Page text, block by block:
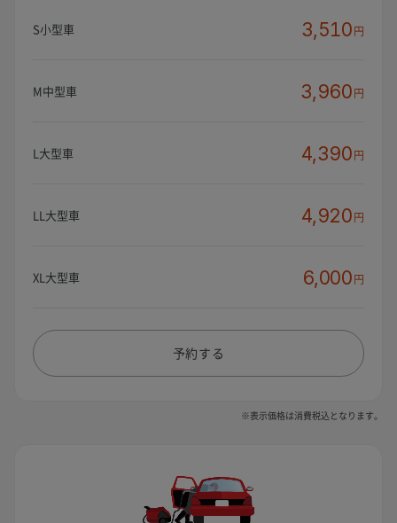
S小型車 3,510円
M中型車 3,960円
L大型車 4,390円
LL大型車 4,920円
XL大型車 6,000円
予約する
※表示価格は消費税込となります。